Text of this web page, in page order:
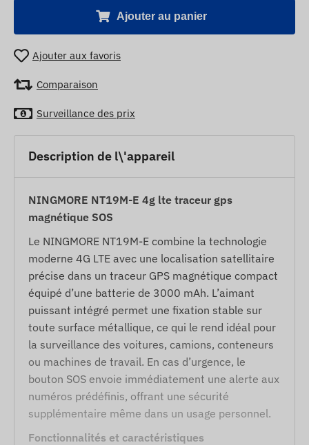
Ajouter au panier
Ajouter aux favoris
Comparaison
Surveillance des prix
Description de l\'appareil
NINGMORE NT19M-E 4g lte traceur gps
magnétique SOS
Le NINGMORE NT19M-E combine la technologie
moderne 4G LTE avec une localisation satellitaire
précise dans un traceur GPS magnétique compact
équipé d’une batterie de 3000 mAh. L’aimant
puissant intégré permet une fixation stable sur
toute surface métallique, ce qui le rend idéal pour
la surveillance des voitures, camions, conteneurs
ou machines de travail. En cas d’urgence, le
bouton SOS envoie immédiatement une alerte aux
numéros prédéfinis, offrant une sécurité
supplémentaire même dans un usage personnel.
Fonctionnalités et caractéristiques